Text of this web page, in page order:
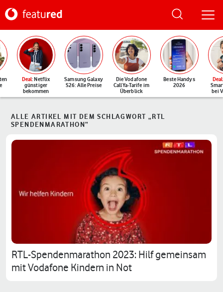
Deal: Netflix
günstiger
bekommen
Samsung Galaxy
S26: Alle Preise
Die Vodafone
CallYa-Tarife im
Überblick
Beste Handys
2026
Deal
bei
ALLE ARTIKEL MIT DEM SCHLAGWORT „RTL
SPENDENMARATHON“
RTL-Spendenmarathon 2023: Hilf gemeinsam
mit Vodafone Kindern in Not